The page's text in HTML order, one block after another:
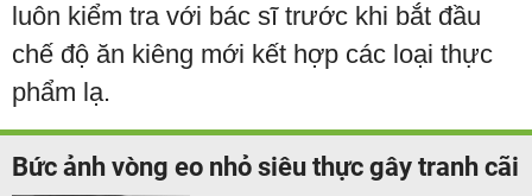
luôn kiểm tra với bác sĩ trước khi bắt đầu
chế độ ăn kiêng mới kết hợp các loại thực
phẩm lạ.
Bức ảnh vòng eo nhỏ siêu thực gây tranh cãi